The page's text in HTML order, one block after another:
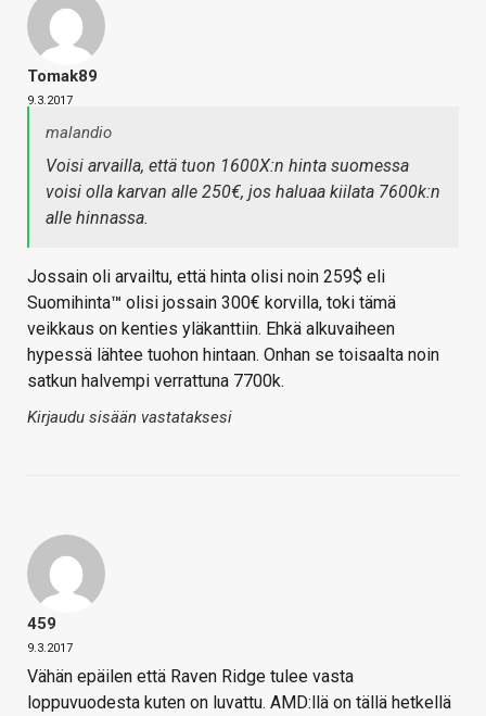
Tomak89
9.3.2017
malandio
Voisi arvailla, että tuon 1600X:n hinta suomessa
voisi olla karvan alle 250€, jos haluaa kiilata 7600k:n
alle hinnassa.
Jossain oli arvailtu, että hinta olisi noin 259$ eli
Suomihinta™ olisi jossain 300€ korvilla, toki tämä
veikkaus on kenties yläkanttiin. Ehkä alkuvaiheen
hypessä lähtee tuohon hintaan. Onhan se toisaalta noin
satkun halvempi verrattuna 7700k.
Kirjaudu sisään vastataksesi
459
9.3.2017
Vähän epäilen että Raven Ridge tulee vasta
loppuvuodesta kuten on luvattu. AMD:llä on tällä hetkellä